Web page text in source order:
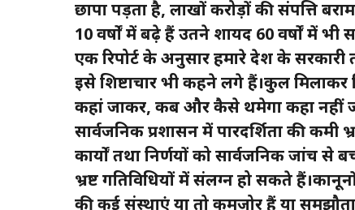
छापा पड़ता है, लाखों करोड़ों की संपत्ति
10 वर्षों में बढ़े हैं उतने शायद 60 वर्षों में
एक रिपोर्ट के अनुसार हमारे देश के
इसे शिष्टाचार भी कहने लगे हैं।कुल मिलाकर
कहां जाकर, कब और कैसे थमेगा कहा नहीं
सार्वजनिक प्रशासन में पारदर्शिता की
कार्यों तथा निर्णयों को सार्वजनिक जांच
भ्रष्ट गतिविधियों में संलग्न हो सकते